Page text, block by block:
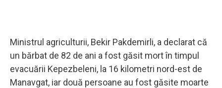
Ministrul agriculturii, Bekir Pakdemirli, a declarat că
un bărbat de 82 de ani a fost găsit mort în timpul
evacuării Kepezbeleni, la 16 kilometri nord-est de
Manavgat, iar două persoane au fost găsite moarte